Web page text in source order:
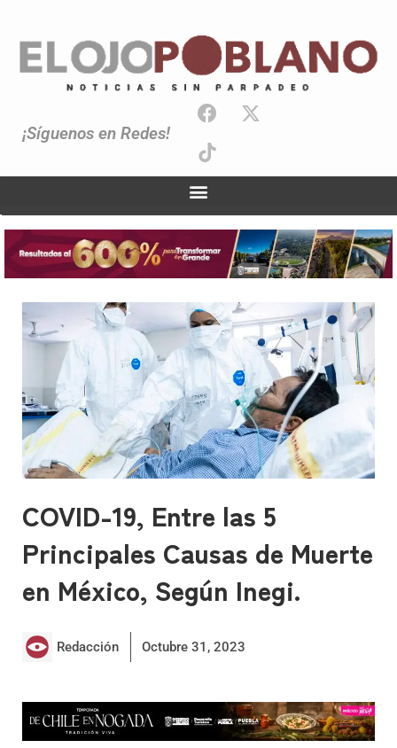
¡Síguenos en Redes!
COVID-19, Entre las 5
Principales Causas de Muerte
en México, Según Inegi.
Redacción Octubre 31, 2023